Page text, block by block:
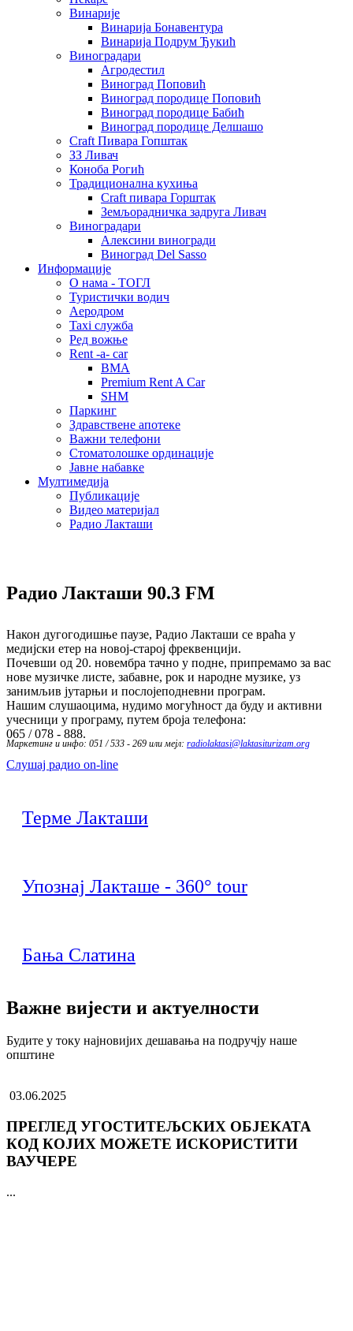
Винарије
Винарија Бонавентура
Винарија Подрум Ђукић
Виноградари
Агродестил
Виноград Поповић
Виноград породице Поповић
Виноград породице Бабић
Виноград породице Делшашо
Craft Пивара Гопштак
ЗЗ Ливач
Коноба Рогић
Традиционална кухиња
Craft пивара Горштак
Земљорадничка задруга Ливач
Виноградари
Алексини виногради
Виноград Del Sasso
Информације
О нама - ТОГЛ
Туристички водич
Аеродром
Taxi служба
Ред вожње
Rent -a- car
BMA
Premium Rent A Car
SHM
Паркинг
Здравствене апотеке
Важни телефони
Стоматолошке ординације
Јавне набавке
Мултимедија
Публикације
Видео материјал
Радио Лакташи
Радио Лакташи 90.3 FM
Након дугогодишње паузе, Радио Лакташи се враћа у
медијски етер на новој-старој фреквенцији.
Почевши од 20. новембра тачно у подне, припремамо за вас
нове музичке листе, забавне, рок и народне музике, уз
занимљив јутарњи и послојеподневни програм.
Нашим слушаоцима, нудимо могућност да буду и активни
учесници у програму, путем броја телефона:
065 / 078 - 888.
Маркетинг и инфо: 051 / 533 - 269 или мејл: radiolaktasi@laktasiturizam.org
Слушај радио on-line
Терме Лакташи
Упознај Лакташе - 360° tour
Бања Слатина
Важне вијести и актуелности
Будите у току најновијих дешавања на подручју наше
општине
03.06.2025
ПРЕГЛЕД УГОСТИТЕЉСКИХ ОБЈЕКАТА
КОД КОЈИХ МОЖЕТЕ ИСКОРИСТИТИ
ВАУЧЕРЕ
...